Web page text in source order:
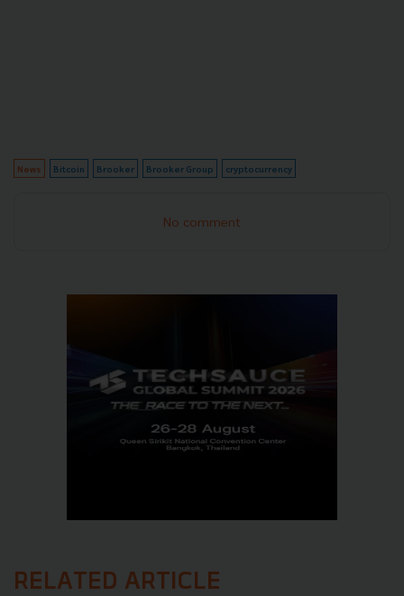
News Bitcoin Brooker Brooker Group cryptocurrency
No comment
RELATED ARTICLE